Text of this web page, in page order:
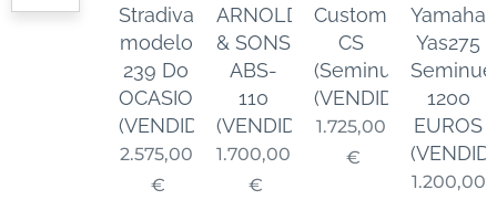
Stradivarius
modelo
239 Do
OCASION
(VENDIDO)
2.575,00
€
ARNOLDS
& SONS
ABS-
110
(VENDIDO)
1.700,00
€
Custom
CS
(Seminuevo)
(VENDIDO)
1.725,00
€
Yamaha
Yas275
1200
EUROS
1.200,00